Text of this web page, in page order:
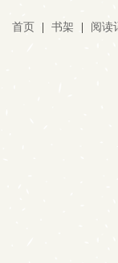
首页 书架 阅读